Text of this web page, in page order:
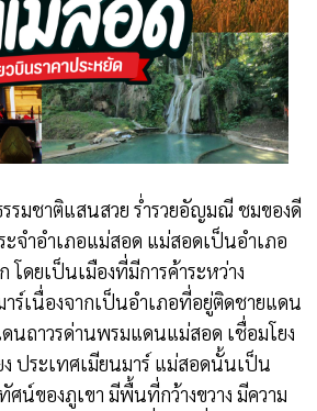
รมชาติแสนสวย ร่ำรวยอัญมณี ชมของดี
จำอำเภอแม่สอด แม่สอดเป็นอำเภอ
โดยเป็นเมืองที่มีการค้าระหว่าง
ร์เนื่องจากเป็นอำเภอที่อยู่ติดชายแดน
นถาวรด่านพรมแดนแม่สอด เชื่อมโยง
ง ประเทศเมียนมาร์ แม่สอดนั้นเป็น
ศน์ของภูเขา มีพื้นที่กว้างขวาง มีความ